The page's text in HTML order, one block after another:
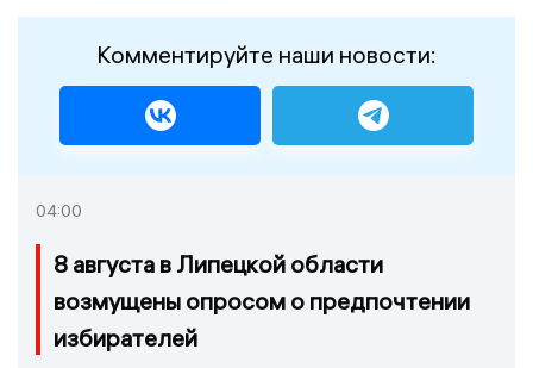
Комментируйте наши новости:
04:00
8 августа в Липецкой области
возмущены опросом о предпочтении
избирателей